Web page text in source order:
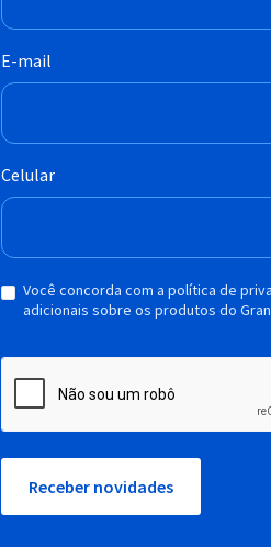
E-mail
Celular
Você concorda com a política de
adicionais sobre os produtos do
Receber novidades